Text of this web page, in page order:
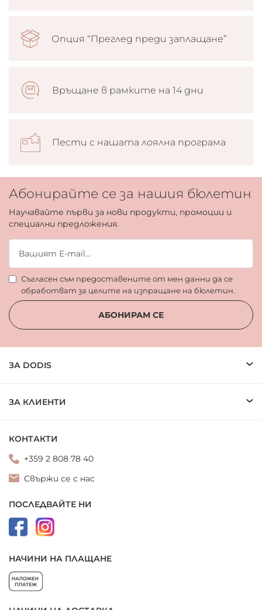
Опция “Преглед преди заплащане”
Връщане в рамките на 14 дни
Пести с нашата лоялна програма
Абонирайте се за нашия бюлетин
Научавайте първи за нови продукти, промоции и
специални предложения.
Съгласен съм предоставените от мен данни да се
обработват за целите на изпращане на бюлетин.
АБОНИРАМ СЕ
ЗА DODIS
ЗА КЛИЕНТИ
КОНТАКТИ
+359 2 808 78 40
Свържи се с нас
ПОСЛЕДВАЙТЕ НИ
НАЧИНИ НА ПЛАЩАНЕ